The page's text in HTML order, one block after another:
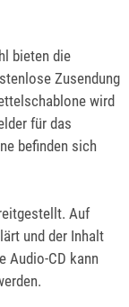
bieten die
Zusendung
wird
für das
befinden sich
Auf
und der Inhalt
Audio-CD kann